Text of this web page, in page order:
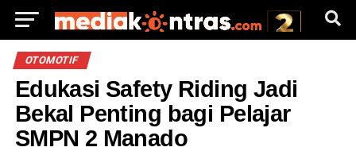
OTOMOTIF
Edukasi Safety Riding Jadi
Bekal Penting bagi Pelajar
SMPN 2 Manado